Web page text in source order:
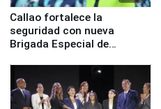
Callao fortalece la
seguridad con nueva
Brigada Especial de
equipamiento para
Serenazgo